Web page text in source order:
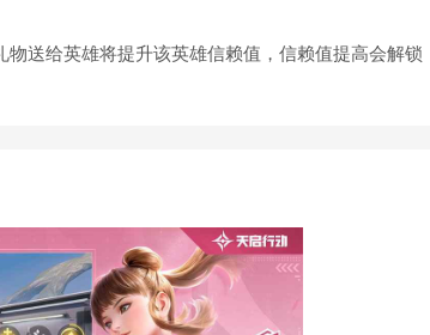
送给英雄将提升该英雄信赖值，信赖值提高会解锁